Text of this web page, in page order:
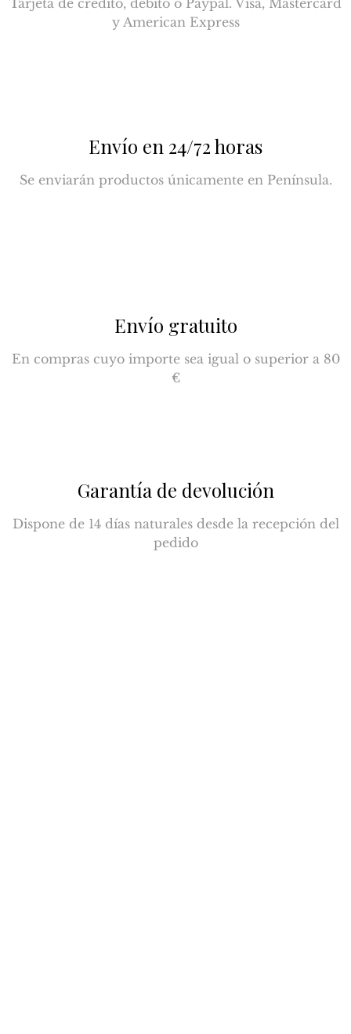
y American Express
Envío en 24/72 horas
Se enviarán productos únicamente en Península.
Envío gratuito
En compras cuyo importe sea igual o superior a 80
€
Garantía de devolución
Dispone de 14 días naturales desde la recepción del
pedido